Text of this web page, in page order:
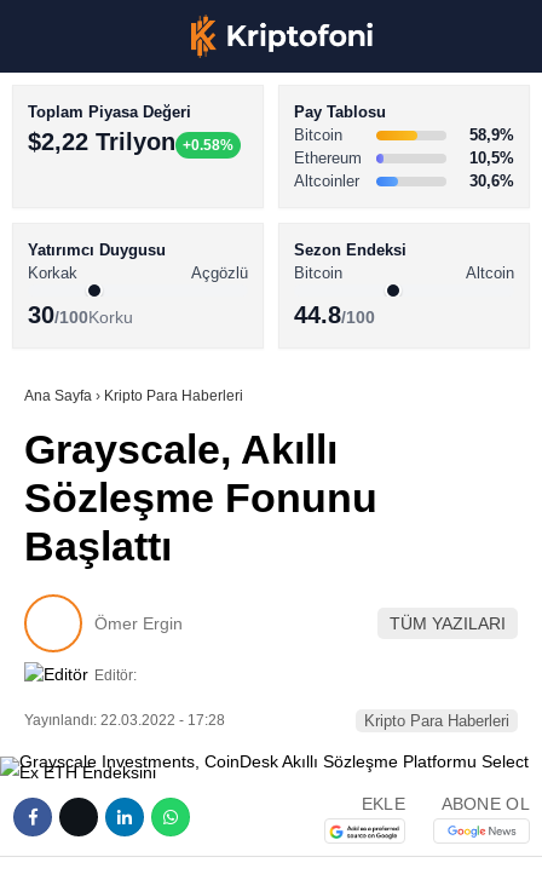
TikTok
BİTCOİN HABERLERİ
ALTCOİN HABERLERİ
SÖZLÜK
Toplam Piyasa Değeri
$2,22 Trilyon +0.58%
Pay Tablosu
Bitcoin
58,9%
Ethereum
10,5%
Altcoinler
30,6%
Yatırımcı Duygusu
Korkak
Açgözlü
30/100Korku
Sezon Endeksi
Bitcoin
Altcoin
44.8/100
Ana Sayfa › Kripto Para Haberleri
Grayscale, Akıllı
Sözleşme Fonunu
Başlattı
Ömer Ergin TÜM YAZILARI
Editör:
Yayınlandı: 22.03.2022 - 17:28 Kripto Para Haberleri
EKLE ABONE OL